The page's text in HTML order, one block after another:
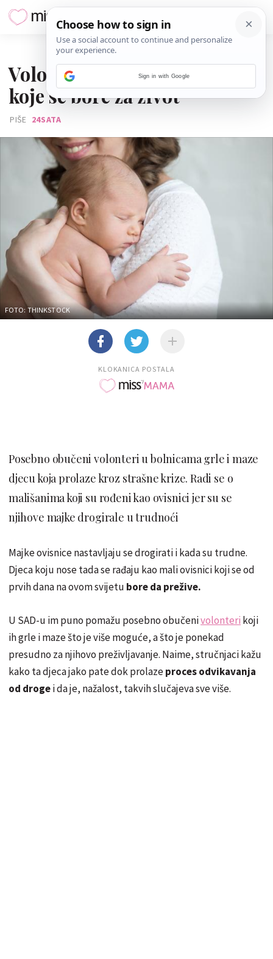
Volonteri grle i maze bebe
koje se bore za život
PIŠE 24SATA
FOTO: THINKSTOCK
KLOKANICA POSTALA
Posebno obučeni volonteri u bolnicama grle i maze
djecu koja prolaze kroz strašne krize. Radi se o
mališanima koji su rođeni kao ovisnici jer su se
njihove majke drogirale u trudnoći
Majke ovisnice nastavljaju se drogirati i kada su trudne.
Djeca koju nose tada se rađaju kao mali ovisnici koji se od
prvih dana na ovom svijetu bore da prežive.
U SAD-u im puno pomažu posebno obučenivolonteri koji
ih grle i maze što je više moguće, a što je ponekad
presudno za njihovo preživljavanje. Naime, stručnjaci kažu
kako ta djeca jako pate dok prolazeproces odvikavanja
od drogei da je, nažalost, takvih slučajeva sve više.
Sign in with Google